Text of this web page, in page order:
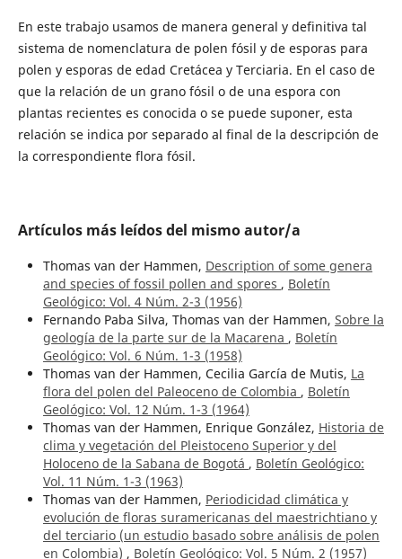
En este trabajo usamos de manera general y definitiva tal
sistema de nomenclatura de polen fósil y de esporas para
polen y esporas de edad Cretácea y Terciaria. En el caso de
que la relación de un grano fósil o de una espora con
plantas recientes es conocida o se puede suponer, esta
relación se indica por separado al final de la descripción de
la correspondiente flora fósil.
Artículos más leídos del mismo autor/a
Thomas van der Hammen, Description of some genera
and species of fossil pollen and spores , Boletín
Geológico: Vol. 4 Núm. 2-3 (1956)
Fernando Paba Silva, Thomas van der Hammen, Sobre la
geología de la parte sur de la Macarena , Boletín
Geológico: Vol. 6 Núm. 1-3 (1958)
Thomas van der Hammen, Cecilia García de Mutis, La
flora del polen del Paleoceno de Colombia , Boletín
Geológico: Vol. 12 Núm. 1-3 (1964)
Thomas van der Hammen, Enrique González, Historia de
clima y vegetación del Pleistoceno Superior y del
Holoceno de la Sabana de Bogotá , Boletín Geológico:
Vol. 11 Núm. 1-3 (1963)
Thomas van der Hammen, Periodicidad climática y
evolución de floras suramericanas del maestrichtiano y
del terciario (un estudio basado sobre análisis de polen
en Colombia) , Boletín Geológico: Vol. 5 Núm. 2 (1957)